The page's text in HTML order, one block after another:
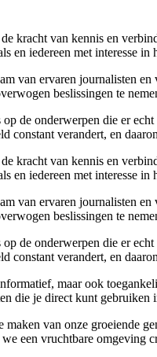
kracht van kennis en
en iedereen met interesse
van ervaren journalisten
beslissingen te
de onderwerpen die er
constant verandert, en
kracht van kennis en
en iedereen met interesse
van ervaren journalisten
beslissingen te
de onderwerpen die er
constant verandert, en
maar ook
die je direct kunt
maken van onze groeiende
een vruchtbare omgeving